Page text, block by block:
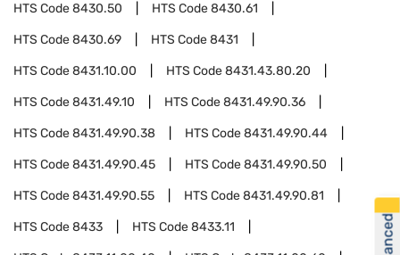
HTS Code8430.50 HTS Code8430.61
HTS Code8430.69 HTS Code8431
HTS Code8431.10.00 HTS Code8431.43.80.20
HTS Code8431.49.10 HTS Code8431.49.90.36
HTS Code8431.49.90.38 HTS Code8431.49.90.44
HTS Code8431.49.90.45 HTS Code8431.49.90.50
HTS Code8431.49.90.55 HTS Code8431.49.90.81
HTS Code8433 HTS Code8433.11